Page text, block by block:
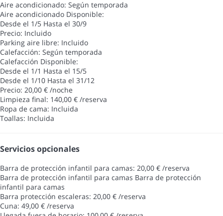
Aire acondicionado: Según temporada
Aire acondicionado Disponible:
Desde el 1/5 Hasta el 30/9
Precio: Incluido
Parking aire libre: Incluido
Calefacción: Según temporada
Calefacción Disponible:
Desde el 1/1 Hasta el 15/5
Desde el 1/10 Hasta el 31/12
Precio: 20,00 € /noche
Limpieza final: 140,00 € /reserva
Ropa de cama: Incluida
Toallas: Incluida
Servicios opcionales
Barra de protección infantil para camas: 20,00 € /reserva
Barra de protección infantil para camas Barra de protección
infantil para camas
Barra protección escaleras: 20,00 € /reserva
Cuna: 49,00 € /reserva